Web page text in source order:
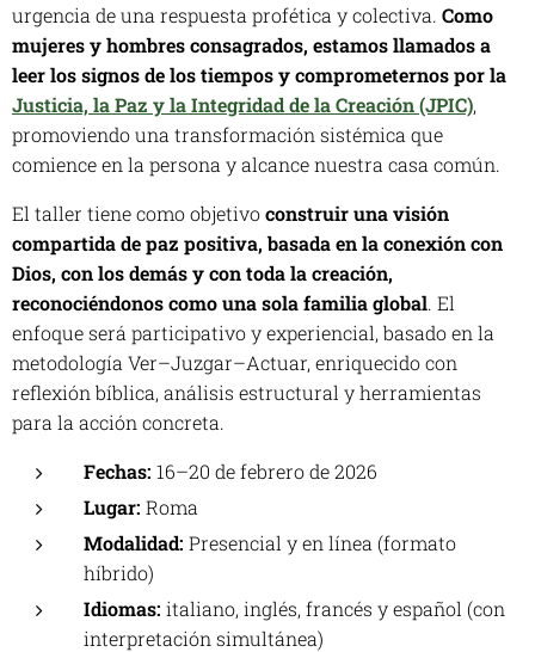
urgencia de una respuesta profética y colectiva. Como
mujeres y hombres consagrados, estamos llamados a
leer los signos de los tiempos y comprometernos por la
Justicia, la Paz y la Integridad de la Creación (JPIC),
promoviendo una transformación sistémica que
comience en la persona y alcance nuestra casa común.
El taller tiene como objetivoconstruir una visión
compartida de paz positiva, basada en la conexión con
Dios, con los demás y con toda la creación,
reconociéndonos como una sola familia global. El
enfoque será participativo y experiencial, basado en la
metodología Ver–Juzgar–Actuar, enriquecido con
reflexión bíblica, análisis estructural y herramientas
para la acción concreta.
Fechas: 16–20 de febrero de 2026
Lugar: Roma
Modalidad: Presencial y en línea (formato
híbrido)
Idiomas: italiano, inglés, francés y español (con
interpretación simultánea)